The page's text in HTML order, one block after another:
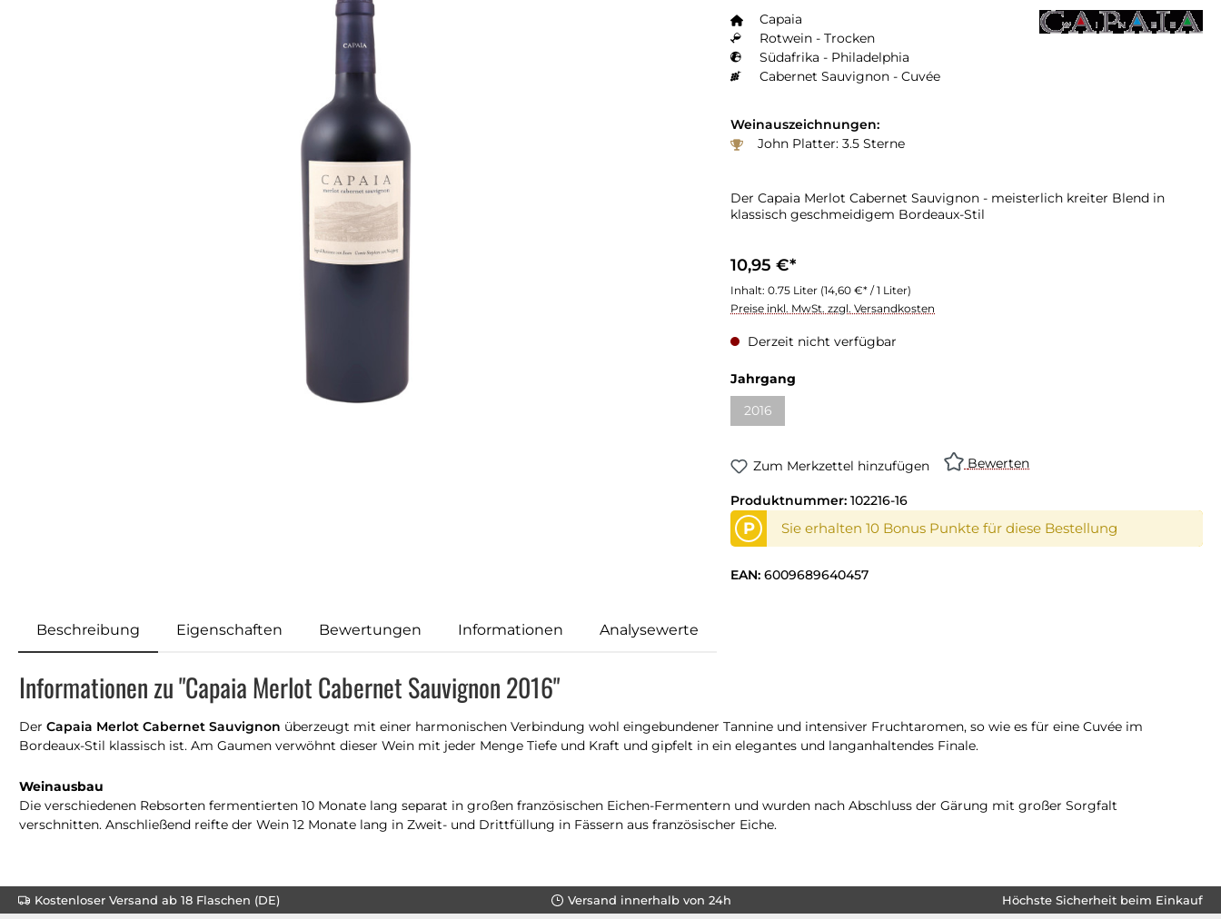
Capaia
Rotwein - Trocken
Südafrika - Philadelphia
Cabernet Sauvignon - Cuvée
Weinauszeichnungen:
John Platter: 3.5 Sterne
Der Capaia Merlot Cabernet Sauvignon - meisterlich kreiter Blend in
klassisch geschmeidigem Bordeaux-Stil
10,95 €*
Inhalt: 0.75 Liter (14,60 €* / 1 Liter)
Preise inkl. MwSt. zzgl. Versandkosten
Derzeit nicht verfügbar
Jahrgang
2016
Zum Merkzettel hinzufügen Bewerten
Produktnummer: 102216-16
P Sie erhalten 10 Bonus Punkte für diese Bestellung
EAN: 6009689640457
Beschreibung Eigenschaften Bewertungen Informationen Analysewerte
Informationen zu "Capaia Merlot Cabernet Sauvignon 2016"
Der Capaia Merlot Cabernet Sauvignon überzeugt mit einer harmonischen Verbindung wohl eingebundener Tannine und intensiver Fruchtaromen, so wie es für eine Cuvée im
Bordeaux-Stil klassisch ist. Am Gaumen verwöhnt dieser Wein mit jeder Menge Tiefe und Kraft und gipfelt in ein elegantes und langanhaltendes Finale.
Weinausbau
Die verschiedenen Rebsorten fermentierten 10 Monate lang separat in großen französischen Eichen-Fermentern und wurden nach Abschluss der Gärung mit großer Sorgfalt
verschnitten. Anschließend reifte der Wein 12 Monate lang in Zweit- und Drittfüllung in Fässern aus französischer Eiche.
Kostenloser Versand ab 18 Flaschen (DE) Versand innerhalb von 24h Höchste Sicherheit beim Einkauf